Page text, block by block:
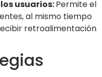
usuarios:Permite el
al mismo tiempo
retroalimentación